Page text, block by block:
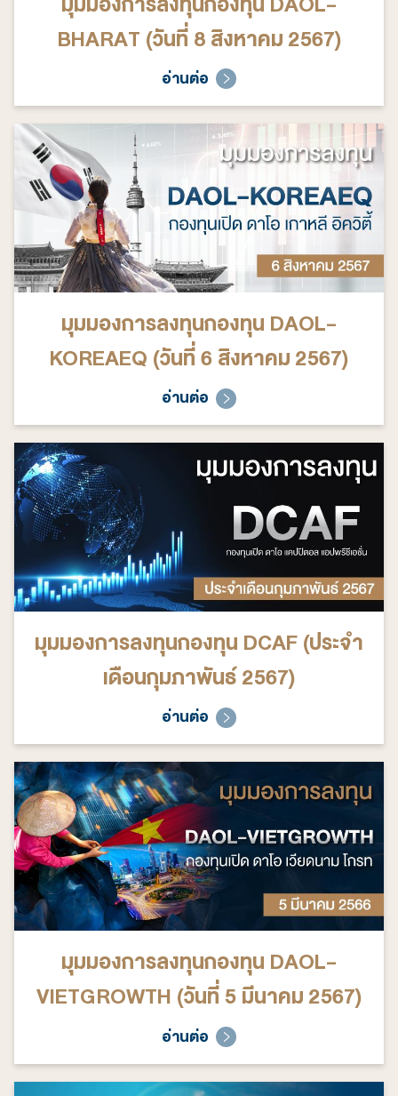
BHARAT (วันที่ 8 สิงหาคม 2567)
อ่านต่อ
มุมมองการลงทุนกองทุน DAOL-
KOREAEQ (วันที่ 6 สิงหาคม 2567)
อ่านต่อ
มุมมองการลงทุนกองทุน DCAF (ประจำ
เดือนกุมภาพันธ์ 2567)
อ่านต่อ
มุมมองการลงทุนกองทุน DAOL-
VIETGROWTH (วันที่ 5 มีนาคม 2567)
อ่านต่อ